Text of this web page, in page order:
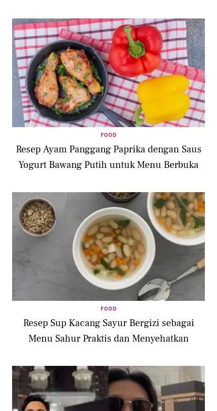
FOOD
Resep Ayam Panggang Paprika dengan Saus
Yogurt Bawang Putih untuk Menu Berbuka
FOOD
Resep Sup Kacang Sayur Bergizi sebagai
Menu Sahur Praktis dan Menyehatkan